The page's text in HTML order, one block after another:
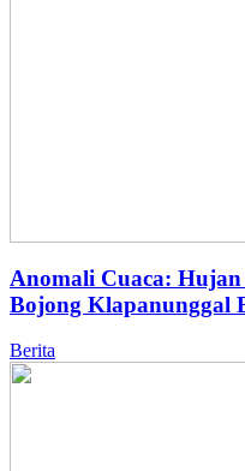
Anomali Cuaca:
Bojong Klapanunggal
Berita